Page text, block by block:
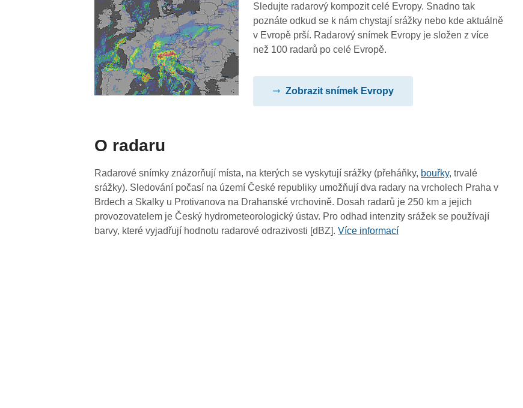
21:10
21:00
20:50
19:10
19:00
18:50
18:40
Sledujte radarový kompozit celé Evropy. Snadno tak
poznáte odkud se k nám chystají srážky nebo kde aktuálně
v Evropě prší. Radarový snímek Evropy je složen z více
než 100 radarů po celé Evropě.
Zobrazit snímek Evropy
O radaru
Radarové snímky znázorňují místa, na kterých se vyskytují srážky (přeháňky, bouřky, trvalé
srážky). Sledování počasí na území České republiky umožňují dva radary na vrcholech Praha v
Brdech a Skalky u Protivanova na Drahanské vrchovině. Dosah radarů je 250 km a jejich
provozovatelem je Český hydrometeorologický ústav. Pro odhad intenzity srážek se používají
barvy, které vyjadřují hodnotu radarové odrazivosti [dBZ].Více informací